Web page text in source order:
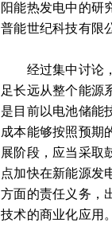
阳能热发电中的研
普能世纪科技有限
经过集中讨论，
足长远从整个能源
是目前以电池储能
成本能够按照预期
展阶段，应当采取
点加快在新能源发
方面的责任义务，
技术的商业化应用。